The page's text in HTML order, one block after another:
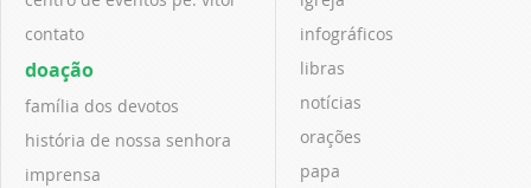
contato
doação
família dos devotos
história de nossa senhora
imprensa
infográficos
libras
notícias
orações
papa